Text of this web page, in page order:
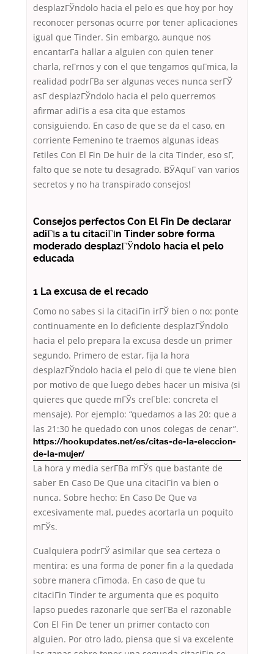
desplazГЎndolo hacia el pelo es que hoy por hoy
reconocer personas ocurre por tener aplicaciones
igual que Tinder. Sin embargo, aunque nos
encantarГ­a hallar a alguien con quien tener
charla, reГ­rnos y con el que tengamos quГ­mica, la
realidad podrГ­В­a ser algunas veces nunca serГЎ
asГ­ desplazГЎndolo hacia el pelo querremos
afirmar adiГіs a esa cita que estamos
consiguiendo. En caso de que se da el caso, en
corriente Femenino te traemos algunas ideas
Гєtiles Con El Fin De huir de la cita Tinder, eso sГ­,
falto que se note tu desagrado. ВЎAquГ­ van varios
secretos y no ha transpirado consejos!
Consejos perfectos Con El Fin De declarar
adiГіs a tu citaciГіn Tinder sobre forma
moderado desplazГЎndolo hacia el pelo
educada
1 La excusa de el recado
Como no sabes si la citaciГіn irГЎ bien o no: ponte
continuamente en lo deficiente desplazГЎndolo
hacia el pelo prepara la excusa desde un primer
segundo. Primero de estar, fija la hora
desplazГЎndolo hacia el pelo di que te viene bien
por motivo de que luego debes hacer un misiva (si
quieres que quede mГЎs creГ­ble: concreta el
mensaje). Por ejemplo: “quedamos a las 20: que a
las 21:30 he quedado con unos colegas
https://hookupdates.net/es/citas-de-la-eleccion-
de-la-mujer/
de cenar”.
La hora y media serГ­В­a mГЎs que bastante de
saber En Caso De Que una citaciГіn va bien o
nunca. Sobre hecho: En Caso De Que va
excesivamente mal, puedes acortarla un poquito
mГЎs.
Cualquiera podrГЎ asimilar que sea certeza o
mentira: es una forma de poner fin a la quedada
sobre manera cГіmoda. En caso de que tu
citaciГіn Tinder te argumenta que es poquito
lapso puedes razonarle que serГ­В­a el razonable
Con El Fin De tener un primer contacto con
alguien. Por otro lado, piensa que si va excelente